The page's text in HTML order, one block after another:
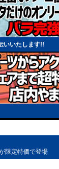
いいたします!!
限定特価で登場